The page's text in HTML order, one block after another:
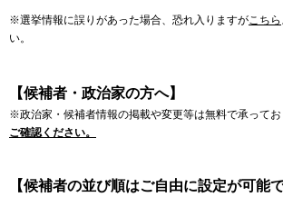
※選挙情報に誤りがあった場合、恐れ入りますがこちら
い。
【候補者・政治家の方へ】
※政治家・候補者情報の掲載や変更等は無料で承ってお
ご確認ください。
【候補者の並び順はご自由に設定が可能で